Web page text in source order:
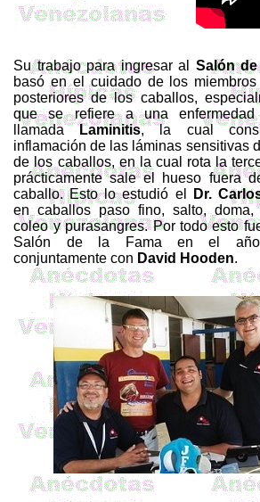
Su trabajo para ingresar al Salón
basó en el cuidado de los
posteriores de los caballos,
que se refiere a una
llamadaLaminitis, la cual
inflamación de las láminas sensitivas
de los caballos, en la cual rota la
prácticamente sale el hueso fuera
caballo. Esto lo estudió el
Dr.
en caballos paso fino, salto, doma,
coleo y purasangres. Por todo esto
Salón de la Fama en el
conjuntamente con David Hooden.